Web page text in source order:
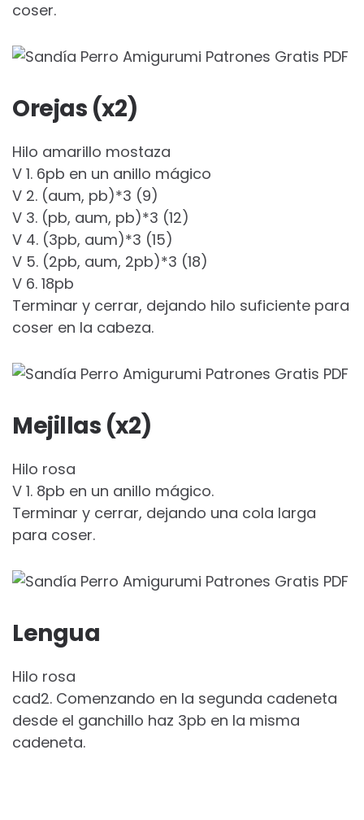
coser.
Orejas (x2)
Hilo amarillo mostaza
V 1. 6pb en un anillo mágico
V 2. (aum, pb)*3 (9)
V 3. (pb, aum, pb)*3 (12)
V 4. (3pb, aum)*3 (15)
V 5. (2pb, aum, 2pb)*3 (18)
V 6. 18pb
Terminar y cerrar, dejando hilo suficiente para
coser en la cabeza.
Mejillas (x2)
Hilo rosa
V 1. 8pb en un anillo mágico.
Terminar y cerrar, dejando una cola larga
para coser.
Lengua
Hilo rosa
cad2. Comenzando en la segunda cadeneta
desde el ganchillo haz 3pb en la misma
cadeneta.